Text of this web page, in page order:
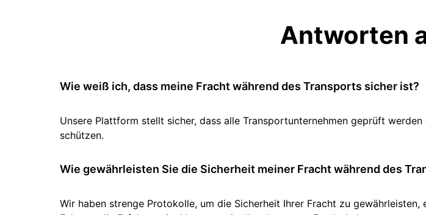
Antworten
Wie weiß ich, dass meine Fracht während des Transports sicher ist?
Unsere Plattform stellt sicher, dass alle Transportunternehmen geprüft
schützen.
Wie gewährleisten Sie die Sicherheit meiner Fracht während des
Wir haben strenge Protokolle, um die Sicherheit Ihrer Fracht zu